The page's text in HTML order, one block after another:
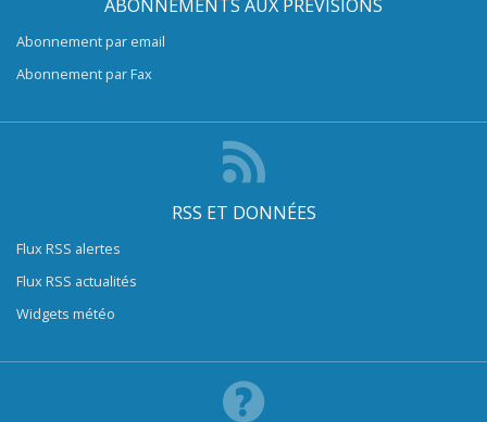
ABONNEMENTS AUX PRÉVISIONS
Abonnement par email
Abonnement par Fax
RSS ET DONNÉES
Flux RSS alertes
Flux RSS actualités
Widgets météo